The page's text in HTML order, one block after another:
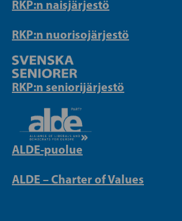
RKP:n naisjärjestö
RKP:n nuorisojärjestö
RKP:n seniorijärjestö
ALDE-puolue
ALDE – Charter of Values